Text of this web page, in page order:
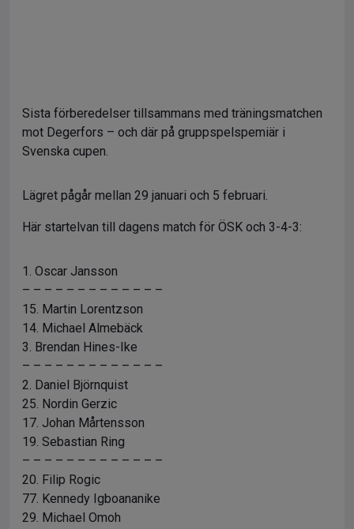
Sista förberedelser tillsammans med träningsmatchen
mot Degerfors – och där på gruppspelspemiär i
Svenska cupen.
Lägret pågår mellan 29 januari och 5 februari.
Här startelvan till dagens match för ÖSK och 3-4-3:
1. Oscar Jansson
– – – – – – – – – – – – –
15. Martin Lorentzson
14. Michael Almebäck
3. Brendan Hines-Ike
– – – – – – – – – – – – –
2. Daniel Björnquist
25. Nordin Gerzic
17. Johan Mårtensson
19. Sebastian Ring
– – – – – – – – – – – – –
20. Filip Rogic
77. Kennedy Igboananike
29. Michael Omoh